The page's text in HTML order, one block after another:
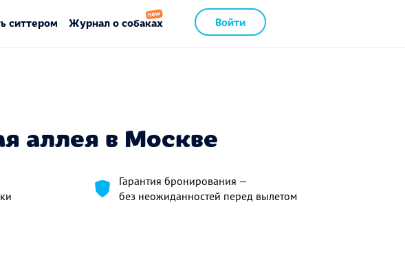
Войти
ситтером Журнал о собаках
аллея в Москве
Гарантия бронирования —
без неожиданностей перед вылетом